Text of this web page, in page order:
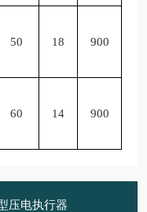
50 18 900
60 14 900
压电执行器